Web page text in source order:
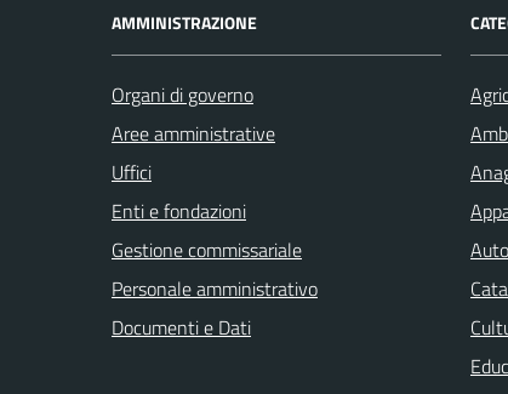
AMMINISTRAZIONE
Organi di governo
Aree amministrative
Uffici
Enti e fondazioni
Gestione commissariale
Personale amministrativo
Documenti e Dati